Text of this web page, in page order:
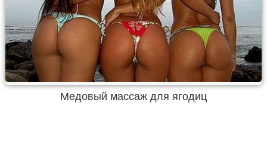
Медовый массаж для ягодиц